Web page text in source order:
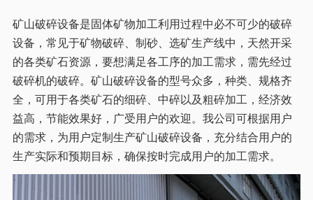
矿山破碎设备是固体矿物加工利用过程中必不可少的破碎
设备，常见于矿物破碎、制砂、选矿生产线中，天然开采
的各类矿石资源，要想满足各工序的加工需求，需先经过
破碎机的破碎。矿山破碎设备的型号众多，种类、规格齐
全，可用于各类矿石的细碎、中碎以及粗碎加工，经济效
益高，节能效果好，广受用户的欢迎。我公司可根据用户
的需求，为用户定制生产矿山破碎设备，充分结合用户的
生产实际和预期目标，确保按时完成用户的加工需求。